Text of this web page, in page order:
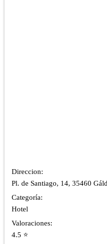
Direccion:
Pl. de Santiago, 14, 35460
Categoría:
Hotel
Valoraciones:
4.5 ⭐